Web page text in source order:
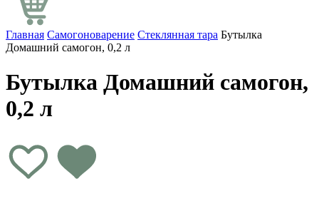
Главная Самогоноварение Стеклянная тара Бутылка
Домашний самогон, 0,2 л
Бутылка Домашний самогон,
0,2 л